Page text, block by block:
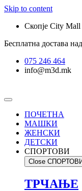
Skip to content
Скопје City
Бесплатна достава
075 246 464
info@m3d.mk
ПОЧЕТНА
МАШКИ
ЖЕНСКИ
ДЕТСКИ
СПОРТОВИ
Close
ТРЧАЊЕ